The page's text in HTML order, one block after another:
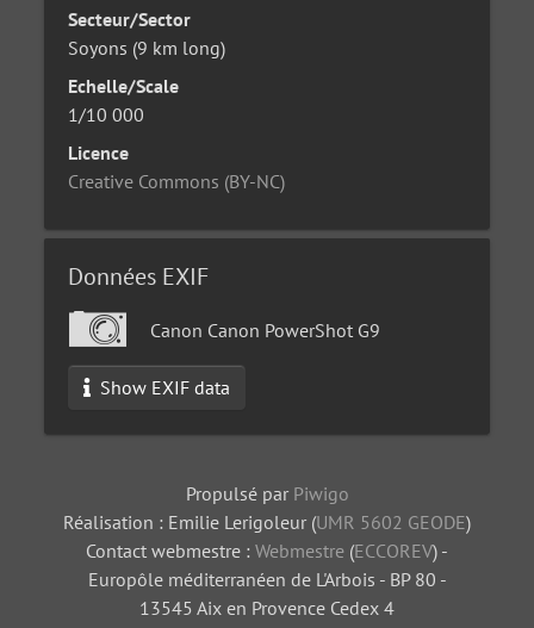
Secteur/Sector
Soyons (9 km long)
Echelle/Scale
1/10 000
Licence
Creative Commons (BY-NC)
Données EXIF
Canon Canon PowerShot G9
Show EXIF data
Propulsé par Piwigo
Réalisation : Emilie Lerigoleur (UMR 5602 GEODE)
Contact webmestre : Webmestre (ECCOREV) -
Europôle méditerranéen de L'Arbois - BP 80 -
13545 Aix en Provence Cedex 4